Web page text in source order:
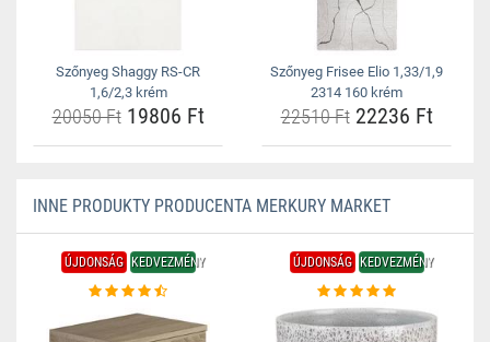
Szőnyeg Shaggy RS-CR
1,6/2,3 krém
20050 Ft19806 Ft
Szőnyeg Frisee Elio 1,33/1,9
2314 160 krém
22510 Ft22236 Ft
INNE PRODUKTY PRODUCENTA MERKURY MARKET
ÚJDONSÁG KEDVEZMÉNY ÚJDONSÁG KEDVEZMÉNY